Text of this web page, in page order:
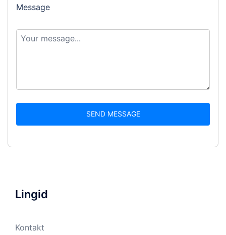
Message
SEND MESSAGE
Lingid
Kontakt